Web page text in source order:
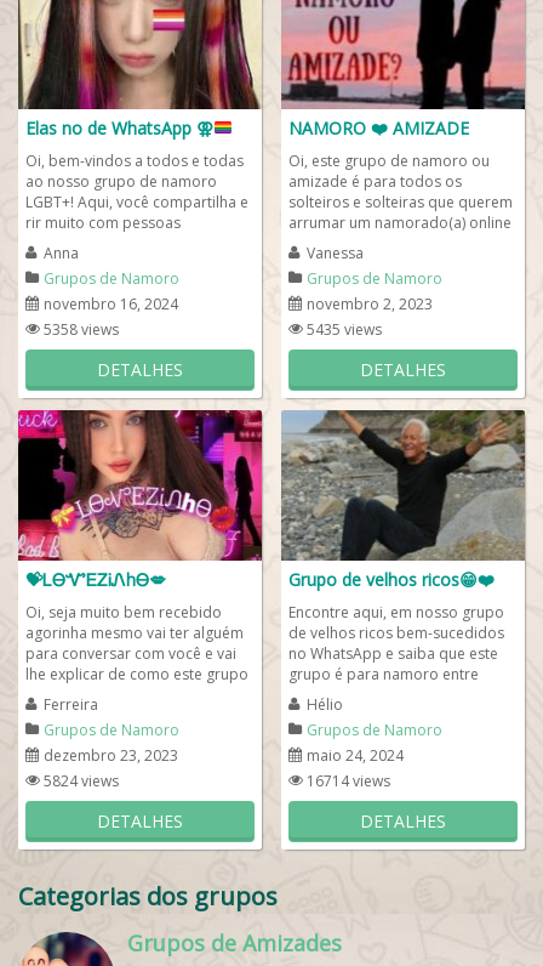
Elas no de WhatsApp ⚢
Oi, bem-vindos a todos e todas
ao nosso grupo de namoro
LGBT+! Aqui, você compartilha e
rir muito com pessoas
engraçadas e para namoro
somente mulheres, ok?...
Anna
Grupos de Namoro
novembro 16, 2024
5358 views
DETALHES
NAMORO ❤️ AMIZADE
Oi, este grupo de namoro ou
amizade é para todos os
solteiros e solteiras que querem
arrumar um namorado(a) online
e gratuitamente pelo WhatsApp.
Se apresente...
Vanessa
Grupos de Namoro
novembro 2, 2023
5435 views
DETALHES
💝ᏞᎾᏉᎬᏃᎥᏁhᎾ💋
Oi, seja muito bem recebido
agorinha mesmo vai ter alguém
para conversar com você e vai
lhe explicar de como este grupo
funciona. Venha ser o...
Ferreira
Grupos de Namoro
dezembro 23, 2023
5824 views
DETALHES
Grupo de velhos ricos😁❤️
Encontre aqui, em nosso grupo
de velhos ricos bem-sucedidos
no WhatsApp e saiba que este
grupo é para namoro entre
homens ricos que querem
bancar whatsapp....
Hélio
Grupos de Namoro
maio 24, 2024
16714 views
DETALHES
Categorias dos grupos
Grupos de Amizades